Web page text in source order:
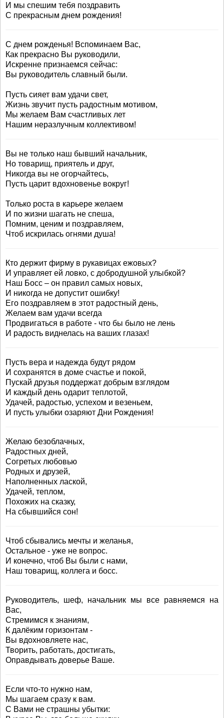
И мы спешим тебя поздравить
С прекрасным днем рождения!
С днем рожденья! Вспоминаем Вас,
Как прекрасно Вы руководили,
Искренне признаемся сейчас:
Вы руководитель славный были.
Пусть сияет вам удачи свет,
Жизнь звучит пусть радостным мотивом,
Мы желаем Вам счастливых лет
Нашим неразлучным коллективом!
Вы не только наш бывший начальник,
Но товарищ, приятель и друг,
Никогда вы не огорчайтесь,
Пусть царит вдохновенье вокруг!
Только роста в карьере желаем
И по жизни шагать не спеша,
Помним, ценим и поздравляем,
Чтоб искрилась огнями душа!
Кто держит фирму в рукавицах ежовых?
И управляет ей ловко, с добродушной улыбкой?
Наш Босс – он правил самых новых,
И никогда не допустит ошибку!
Его поздравляем в этот радостный день,
Желаем вам удачи всегда
Продвигаться в работе - что бы было не лень
И радость виднелась на ваших глазах!
Пусть вера и надежда будут рядом
И сохранятся в доме счастье и покой,
Пускай друзья поддержат добрым взглядом
И каждый день одарит теплотой,
Удачей, радостью, успехом и везеньем,
И пусть улыбки озаряют Дни Рождения!
Желаю безоблачных,
Радостных дней,
Согретых любовью
Родных и друзей,
Наполненных лаской,
Удачей, теплом,
Похожих на сказку,
На сбывшийся сон!
Чтоб сбывались мечты и желанья,
Остальное - уже не вопрос.
И конечно, чтоб Вы были с нами,
Наш товарищ, коллега и босс.
Руководитель, шеф, начальник мы все равняемся на
Вас,
Стремимся к знаниям,
К далёким горизонтам -
Вы вдохновляете нас,
Творить, работать, достигать,
Оправдывать доверье Ваше.
Если что-то нужно нам,
Мы шагаем сразу к вам.
С Вами не страшны убытки: